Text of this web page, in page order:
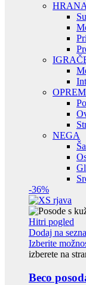
HRANA
NEGA
-36%
Hitri pogled
Dodaj na
Izberite
izberete na
Beco